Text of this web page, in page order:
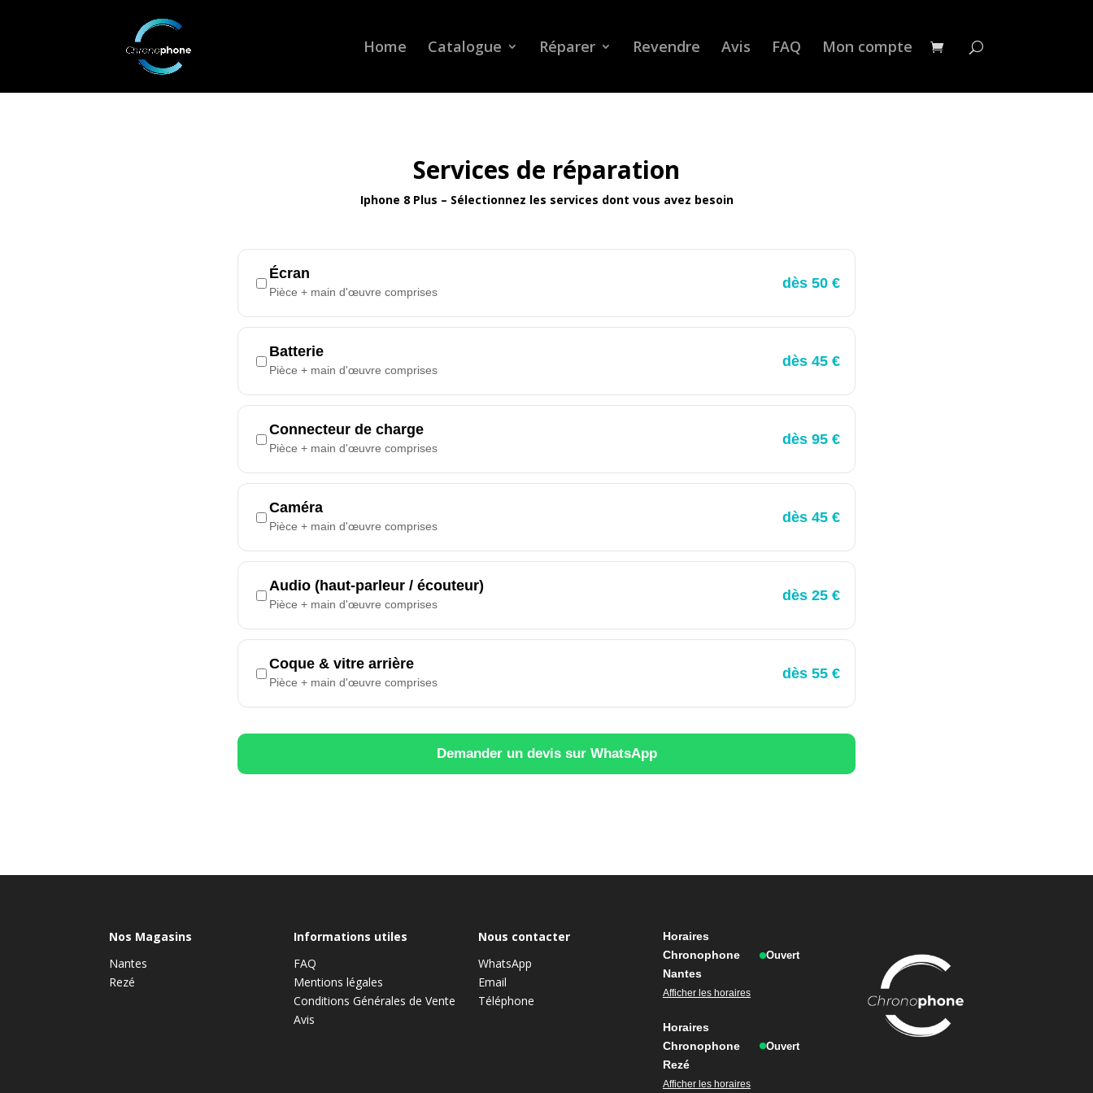
Home Catalogue Réparer Revendre Avis FAQ Mon compte
Services de réparation
Iphone 8 Plus – Sélectionnez les services dont vous avez besoin
Écran
Pièce + main d'œuvre comprises
dès 50 €
Batterie
Pièce + main d'œuvre comprises
dès 45 €
Connecteur de charge
Pièce + main d'œuvre comprises
dès 95 €
Caméra
Pièce + main d'œuvre comprises
dès 45 €
Audio (haut-parleur / écouteur)
Pièce + main d'œuvre comprises
dès 25 €
Coque & vitre arrière
Pièce + main d'œuvre comprises
dès 55 €
Demander un devis sur WhatsApp
Nos Magasins
Nantes
Rezé
Informations utiles
FAQ
Mentions légales
Conditions Générales de Vente
Avis
Nous contacter
WhatsApp
Email
Téléphone
Horaires
Chronophone
Nantes
Ouvert
Afficher les horaires
Horaires
Chronophone
Rezé
Ouvert
Afficher les horaires